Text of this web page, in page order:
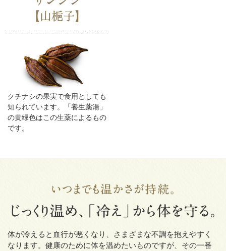
クチナシの果実で食用としても
知られています。「養生薬湯」
の黄緑色はこの生薬によるもの
です。
体が冷えると血行が悪くなり、さまざまな不調を抱えやすく
なります。健康のために体を温めたいものですが、その一番